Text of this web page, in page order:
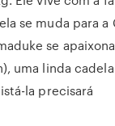
se muda para a
se
uma linda
la precisará